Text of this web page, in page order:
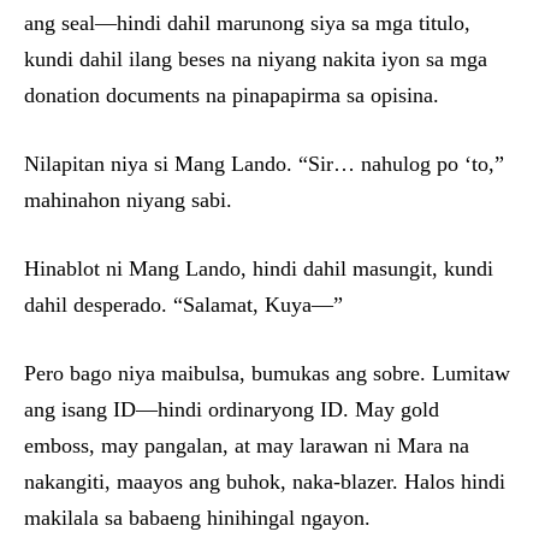
ang seal—hindi dahil marunong siya sa mga titulo,
kundi dahil ilang beses na niyang nakita iyon sa mga
donation documents na pinapapirma sa opisina.
Nilapitan niya si Mang Lando. “Sir… nahulog po ‘to,”
mahinahon niyang sabi.
Hinablot ni Mang Lando, hindi dahil masungit, kundi
dahil desperado. “Salamat, Kuya—”
Pero bago niya maibulsa, bumukas ang sobre. Lumitaw
ang isang ID—hindi ordinaryong ID. May gold
emboss, may pangalan, at may larawan ni Mara na
nakangiti, maayos ang buhok, naka-blazer. Halos hindi
makilala sa babaeng hinihingal ngayon.